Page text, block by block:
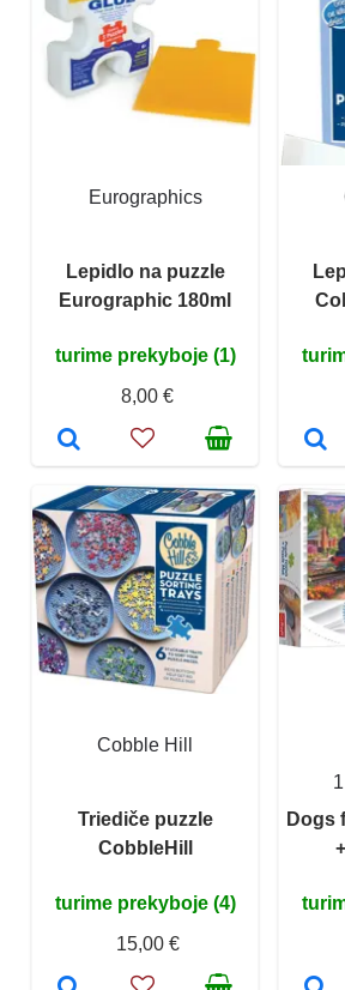
Eurographics
Lepidlo na puzzle
Eurographic 180ml
turime prekyboje (1)
8,00 €
Cobble Hill
Triediče puzzle
CobbleHill
turime prekyboje (4)
15,00 €
Dogs